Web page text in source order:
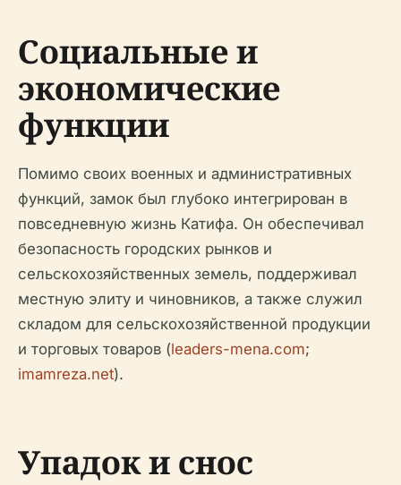
Социальные и
экономические
функции
Помимо своих военных и административных
функций, замок был глубоко интегрирован в
повседневную жизнь Катифа. Он обеспечивал
безопасность городских рынков и
сельскохозяйственных земель, поддерживал
местную элиту и чиновников, а также служил
складом для сельскохозяйственной продукции
и торговых товаров (leaders-mena.com;
imamreza.net).
Упадок и снос